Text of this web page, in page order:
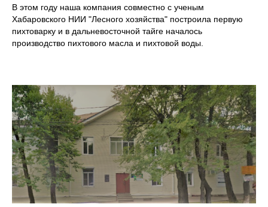
В этом году наша компания совместно с ученым
Хабаровского НИИ "Лесного хозяйства" построила первую
пихтоварку и в дальневосточной тайге началось
производство пихтового масла и пихтовой воды.